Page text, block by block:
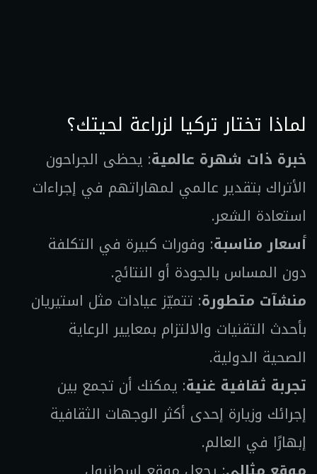
لماذا تختار تركيا لزراعة لحيتك؟
خبرة ذات شهرة عالمية: يحظى الجراحون
الأتراك بتقدير عالمي لمهاراتهم في إجراءات
استعادة الشعر.
أسعار مناسبة: وفورات كبيرة في التكلفة
دون المساس بالجودة أو النتائج.
منشآت متطورة: تتميّز عيادات مثل استيريان
بأحدث التقنيات والالتزام بمعايير الرعاية
الصحية الدولية.
تجربة ثقافية غنية: يمكنك أن تجمع بين
إجرائك وزيارة إحدى أكثر الوجهات الثقافية
إبهارًا في العالم.